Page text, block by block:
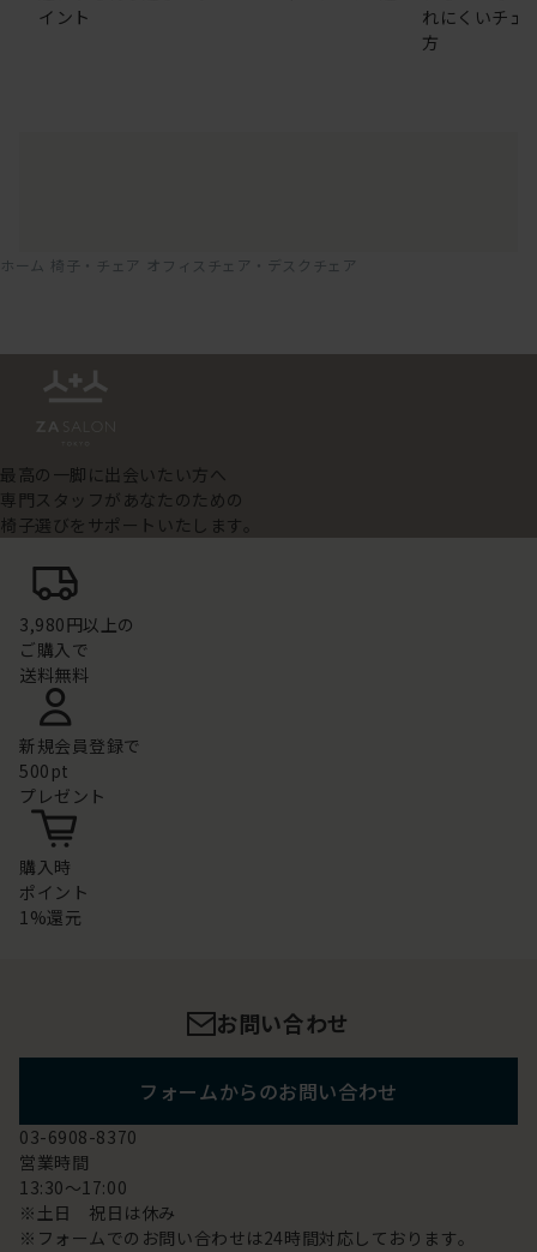
イント
れにくいチェ
方
ホーム 椅子・チェア オフィスチェア・デスクチェア
最高の一脚に出会いたい方へ
専門スタッフがあなたのための
椅子選びをサポートいたします。
3,980円以上の
ご購入で
送料無料
新規会員登録で
500pt
プレゼント
購入時
ポイント
1%還元
お問い合わせ
フォームからのお問い合わせ
03-6908-8370
営業時間
13:30～17:00
※土日 祝日は休み
※フォームでのお問い合わせは24時間対応しております。